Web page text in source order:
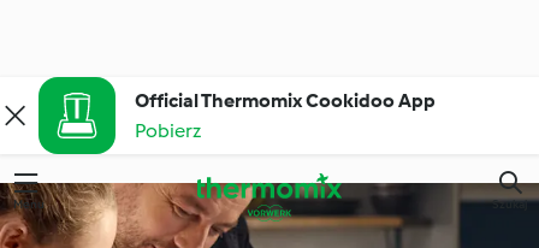
Official Thermomix Cookidoo App
Pobierz
Menu Szukaj